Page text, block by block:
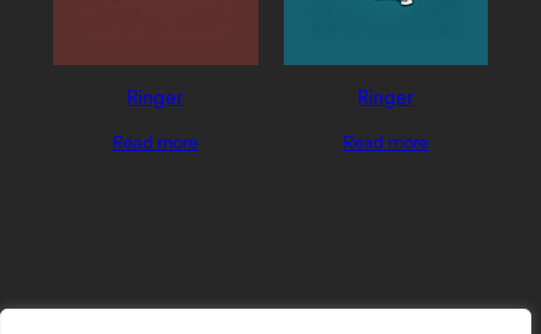
Ringer
Read more
Ringer
Read more